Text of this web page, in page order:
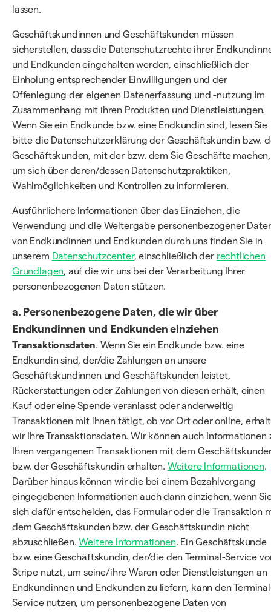
lassen.
Geschäftskundinnen und Geschäftskunden müssen
sicherstellen, dass die Datenschutzrechte ihrer
und Endkunden eingehalten werden, einschließlich der
Einholung entsprechender Einwilligungen und der
Offenlegung der eigenen Datenerfassung und -nutzung im
Zusammenhang mit ihren Produkten und Dienstleistungen.
Wenn Sie ein Endkunde bzw. eine Endkundin sind, lesen Sie
bitte die Datenschutzerklärung der Geschäftskundin bzw.
Geschäftskunden, mit der bzw. dem Sie Geschäfte machen,
um sich über deren/dessen Datenschutzpraktiken,
Wahlmöglichkeiten und Kontrollen zu informieren.
Ausführlichere Informationen über das Einziehen, die
Verwendung und die Weitergabe personenbezogener
von Endkundinnen und Endkunden durch uns finden Sie in
unserem Datenschutzcenter, einschließlich der rechtlichen
Grundlagen, auf die wir uns bei der Verarbeitung Ihrer
personenbezogenen Daten stützen.
a. Personenbezogene Daten, die wir über
Endkundinnen und Endkunden einziehen
Transaktionsdaten. Wenn Sie ein Endkunde bzw. eine
Endkundin sind, der/die Zahlungen an unsere
Geschäftskundinnen und Geschäftskunden leistet,
Rückerstattungen oder Zahlungen von diesen erhält, einen
Kauf oder eine Spende veranlasst oder anderweitig
Transaktionen mit ihnen tätigt, ob vor Ort oder online,
wir Ihre Transaktionsdaten. Wir können auch Informationen
Ihren vergangenen Transaktionen mit dem
bzw. der Geschäftskundin erhalten. Weitere Informationen.
Darüber hinaus können wir die bei einem Bezahlvorgang
eingegebenen Informationen auch dann einziehen, wenn
sich dafür entscheiden, das Formular oder die Transaktion
dem Geschäftskunden bzw. der Geschäftskundin nicht
abzuschließen.Weitere Informationen. Ein Geschäftskunde
bzw. eine Geschäftskundin, der/die den Terminal-Service
Stripe nutzt, um seine/ihre Waren oder Dienstleistungen an
Endkundinnen und Endkunden zu liefern, kann den
Service nutzen, um personenbezogene Daten von